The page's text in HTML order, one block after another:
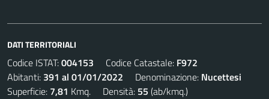
DATI TERRITORIALI
Codice ISTAT:004153 Codice Catastale: F972
Abitanti: 391 al 01/01/2022 Denominazione: Nucettesi
Superficie: 7,81 Kmq. Densità: 55 (ab/kmq.)